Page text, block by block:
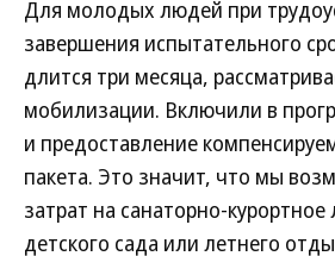
Для молодых людей при
завершения испытательного
длится три месяца,
мобилизации. Включили в
и предоставление
пакета. Это значит, что мы
затрат на санаторно-
детского сада или летнего